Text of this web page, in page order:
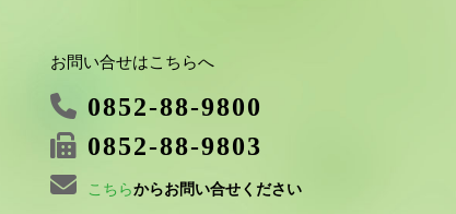
お問い合せはこちらへ
0852-88-9800
0852-88-9803
こちらからお問い合せください